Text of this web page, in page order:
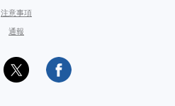
注意事項
通報